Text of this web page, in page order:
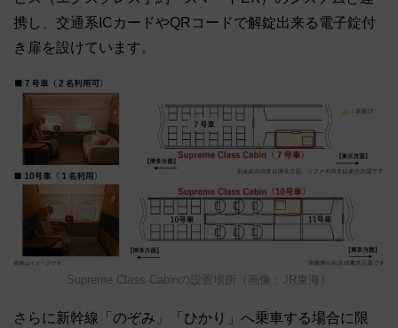
携し、交通系ICカードやQRコードで解錠出来る電子錠付
き扉を設けています。
Supreme Class Cabinの設置場所（画像：JR東海）
さらに新幹線「のぞみ」「ひかり」へ乗車する場合に限